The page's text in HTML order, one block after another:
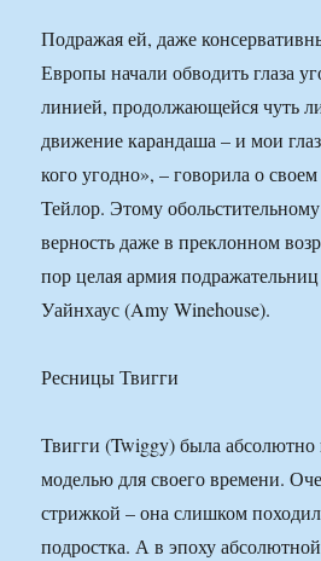
Подражая ей, даже
Европы начали обводить глаза
линией, продолжающейся чуть
движение карандаша – и мои
кого угодно», – говорила о
Тейлор. Этому
верность даже в преклонном
пор целая армия
Уайнхаус (Amy Winehouse).
Ресницы Твигги
Твигги (Twiggy) была абсолютно
моделью для своего времени.
стрижкой – она слишком
подростка. А в эпоху